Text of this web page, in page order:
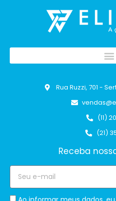
Rua Ruzzi, 701 -
(11)
(21)
Receba